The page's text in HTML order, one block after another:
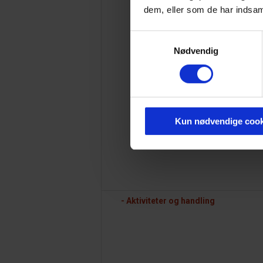
dem, eller som de har
Nødvendig
Kun nødvendige
- Aktiviteter og handling